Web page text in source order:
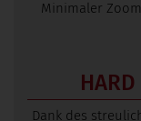
Minimaler
HARD
Dank des